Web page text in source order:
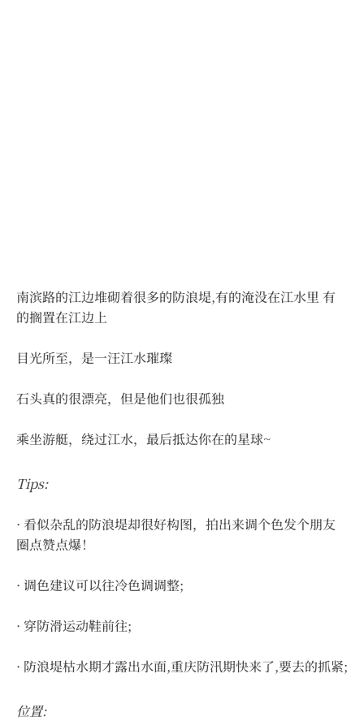
南滨路的江边堆砌着很多的防浪堤,有的淹没在江水里 有
的搁置在江边上
目光所至，是一汪江水璀璨
石头真的很漂亮，但是他们也很孤独
乘坐游艇，绕过江水，最后抵达你在的星球~
Tips:
· 看似杂乱的防浪堤却很好构图，拍出来调个色发个朋友
圈点赞点爆！
· 调色建议可以往冷色调调整;
· 穿防滑运动鞋前往;
· 防浪堤枯水期才露出水面,重庆防汛期快来了,要去的抓紧;
位置: